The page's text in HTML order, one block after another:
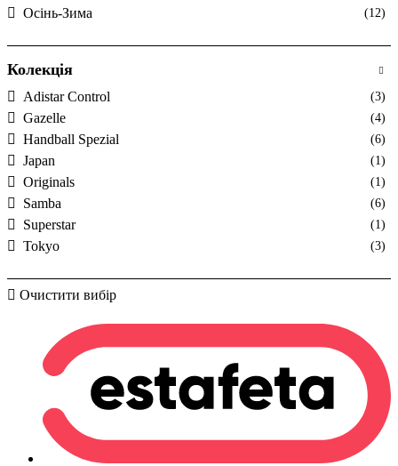
Осінь-Зима (12)
Колекція
Adistar Control (3)
Gazelle (4)
Handball Spezial (6)
Japan (1)
Originals (1)
Samba (6)
Superstar (1)
Tokyo (3)
Очистити вибір